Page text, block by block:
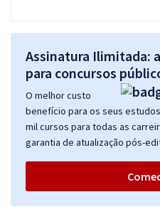
Assinatura Ilimitada:
para concursos
O melhor custo
benefício para os seus
mil cursos para todas as
garantia de atualização pós-